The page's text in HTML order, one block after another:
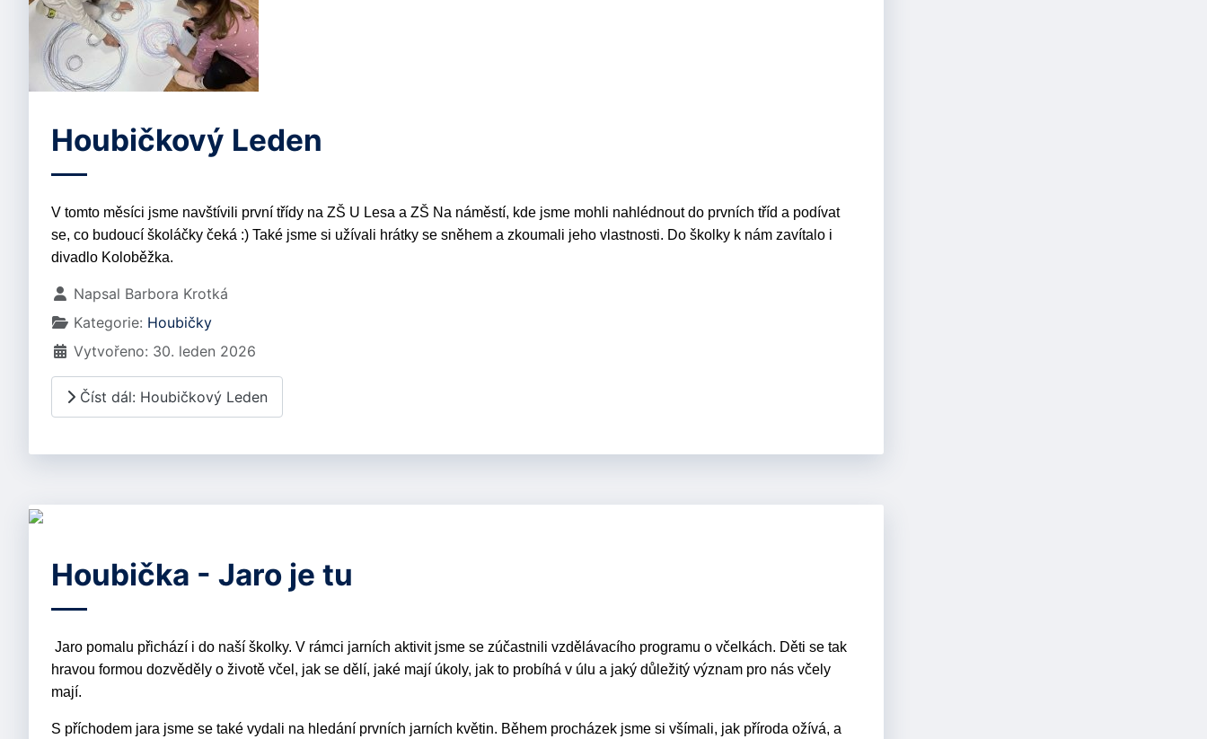
Houbičkový Leden
V tomto měsíci jsme navštívili první třídy na ZŠ U Lesa a ZŠ Na náměstí, kde jsme mohli nahlédnout do prvních tříd a podívat
se, co budoucí školáčky čeká :) Také jsme si užívali hrátky se sněhem a zkoumali jeho vlastnosti. Do školky k nám zavítalo i
divadlo Koloběžka.
Základní údaje
Napsal Barbora Krotká
Kategorie: Houbičky
Vytvořeno: 30. leden 2026
Číst dál: Houbičkový Leden
Houbička - Jaro je tu
Jaro pomalu přichází i do naší školky. V rámci jarních aktivit jsme se zúčastnili vzdělávacího programu o včelkách. Děti se tak
hravou formou dozvěděly o životě včel, jak se dělí, jaké mají úkoly, jak to probíhá v úlu a jaký důležitý význam pro nás včely
mají.
S příchodem jara jsme se také vydali na hledání prvních jarních květin. Během procházek jsme si všímali, jak příroda ožívá, a